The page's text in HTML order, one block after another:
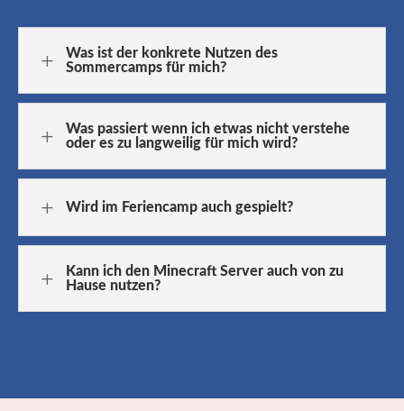
L
Was ist der konkrete Nutzen des
Sommercamps für mich?
L
Was passiert wenn ich etwas nicht verstehe
oder es zu langweilig für mich wird?
L Wird im Feriencamp auch gespielt?
L
Kann ich den Minecraft Server auch von zu
Hause nutzen?